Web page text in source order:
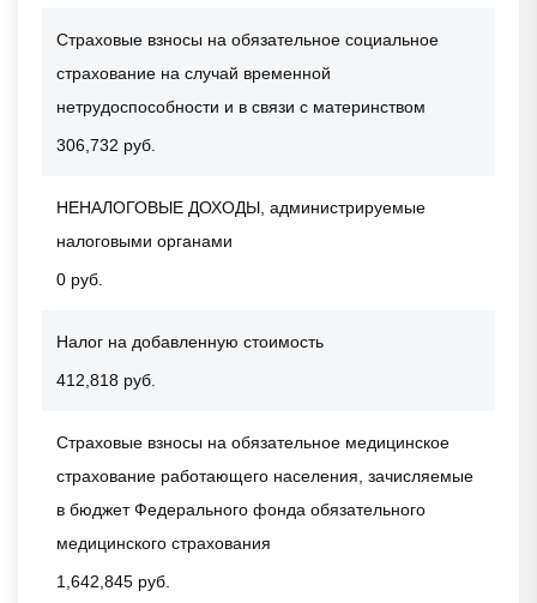
Страховые взносы на обязательное социальное
страхование на случай временной
нетрудоспособности и в связи с материнством
306,732 руб.
НЕНАЛОГОВЫЕ ДОХОДЫ, администрируемые
налоговыми органами
0 руб.
Налог на добавленную стоимость
412,818 руб.
Страховые взносы на обязательное медицинское
страхование работающего населения, зачисляемые
в бюджет Федерального фонда обязательного
медицинского страхования
1,642,845 руб.